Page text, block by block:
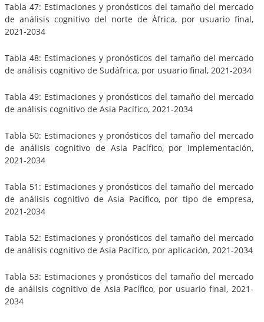
Tabla 47: Estimaciones y pronósticos del tamaño del mercado
de análisis cognitivo del norte de África, por usuario final,
2021-2034
Tabla 48: Estimaciones y pronósticos del tamaño del mercado
de análisis cognitivo de Sudáfrica, por usuario final, 2021-2034
Tabla 49: Estimaciones y pronósticos del tamaño del mercado
de análisis cognitivo de Asia Pacífico, 2021-2034
Tabla 50: Estimaciones y pronósticos del tamaño del mercado
de análisis cognitivo de Asia Pacífico, por implementación,
2021-2034
Tabla 51: Estimaciones y pronósticos del tamaño del mercado
de análisis cognitivo de Asia Pacífico, por tipo de empresa,
2021-2034
Tabla 52: Estimaciones y pronósticos del tamaño del mercado
de análisis cognitivo de Asia Pacífico, por aplicación, 2021-2034
Tabla 53: Estimaciones y pronósticos del tamaño del mercado
de análisis cognitivo de Asia Pacífico, por usuario final, 2021-
2034